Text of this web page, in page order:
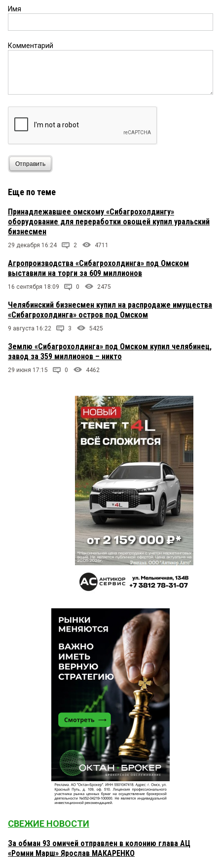
Холмс 3 июля 2014 в 07:20:
является учредителем.
(фирму) любого депутата, сенатора — можно
было желание у СК.
КВ
Сенатор и депутат Госдумы имеют право
владеть акциями и долями, но не имеют права
управлять ими. Точно так же мэр Омска
«Мостовик», но не имеет право управлять ею
читатель 2 июля 2014 в 19:05:
акциями, и тогда офис могли обыскивать, так как
дело, или тогда если не имели права обыскивать
из-за статуса, то почему на нем акции, которые
не должны на нем быть? Или — или. А тут как-то
непонятненько.
Имя
Комментарий
Отправить
Еще по теме
Принадлежавшее омскому «Сибагрохолдингу»
оборудование для переработки овощей купил уральский
бизнесмен
29 декабря 16:24 2 4711
Агропроизводства «Сибагрохолдинга» под Омском
выставили на торги за 609 миллионов
16 сентября 18:09 0 2475
Челябинский бизнесмен купил на распродаже имущества
«Сибагрохолдинга» остров под Омском
9 августа 16:22 3 5425
Землю «Сибагрохолдинга» под Омском купил челябинец,
завод за 359 миллионов – никто
29 июня 17:15 0 4462
СВЕЖИЕ НОВОСТИ
За обман 93 омичей отправлен в колонию глава АЦ
«Ромни Марш» Ярослав МАКАРЕНКО